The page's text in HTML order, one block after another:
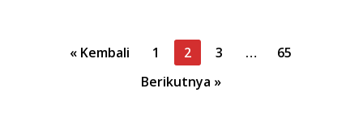
Paginasi« Kembali 1 2 3 …
65
Berikutnya »